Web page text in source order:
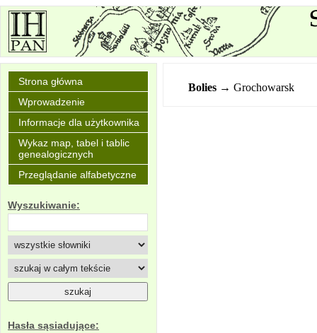
Strona główna
Wprowadzenie
Informacje dla użytkownika
Wykaz map, tabel i tablic
genealogicznych
Przeglądanie alfabetyczne
Wyszukiwanie:
Hasła sąsiadujące:
Bolies → Grochowarsk